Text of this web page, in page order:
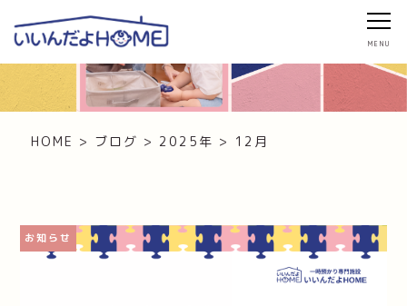
ブログ・お知らせ
HOME > ブログ > 2025年 > 12月
お知らせ